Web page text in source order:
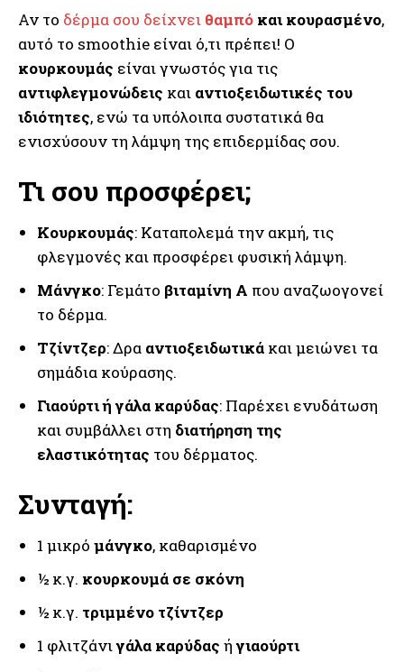
Αν το δέρμα σου δείχνει θαμπό και κουρασμένο,
αυτό το smoothie είναι ό,τι πρέπει! Ο
κουρκουμάς είναι γνωστός για τις
αντιφλεγμονώδεις και αντιοξειδωτικές του
ιδιότητες, ενώ τα υπόλοιπα συστατικά θα
ενισχύσουν τη λάμψη της επιδερμίδας σου.
Τι σου προσφέρει;
Κουρκουμάς: Καταπολεμά την ακμή, τις
φλεγμονές και προσφέρει φυσική λάμψη.
Μάνγκο: Γεμάτο βιταμίνη Α που αναζωογονεί
το δέρμα.
Τζίντζερ: Δρα αντιοξειδωτικά και μειώνει τα
σημάδια κούρασης.
Γιαούρτι ή γάλα καρύδας: Παρέχει ενυδάτωση
και συμβάλλει στη διατήρηση της
ελαστικότητας του δέρματος.
Συνταγή:
1 μικρό μάνγκο, καθαρισμένο
½ κ.γ. κουρκουμά σε σκόνη
½ κ.γ. τριμμένο τζίντζερ
1 φλιτζάνιγάλα καρύδας ήγιαούρτι